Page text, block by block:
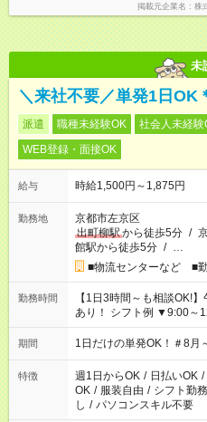
掲載元企業名 株
未
＼来社不要／単発1日OK
派遣 職種未経験OK 社会人未経験
WEB登録・面接OK
給与 時給1,500円～1,875円
勤務地
京都市左京区
出町柳駅から徒歩5分 /
館駅から徒歩5分 / …
■物流センターなど ■
勤務時間
【1日3時間～も相談OK!
あり！ シフト例 ▼9:00
▼18:00～21:00
期間 1日だけの単発OK！＃8
特徴 週1日からOK / 日払いOK /
OK / 服装自由 / シフト勤務
し / パソコンスキル不要